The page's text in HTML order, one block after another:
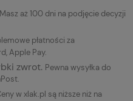
Masz aż 100 dni na podjęcie decyzji
płatności za
Apple Pay.
zwrot. Pewna wysyłka do
w xlak.pl są niższe niż na